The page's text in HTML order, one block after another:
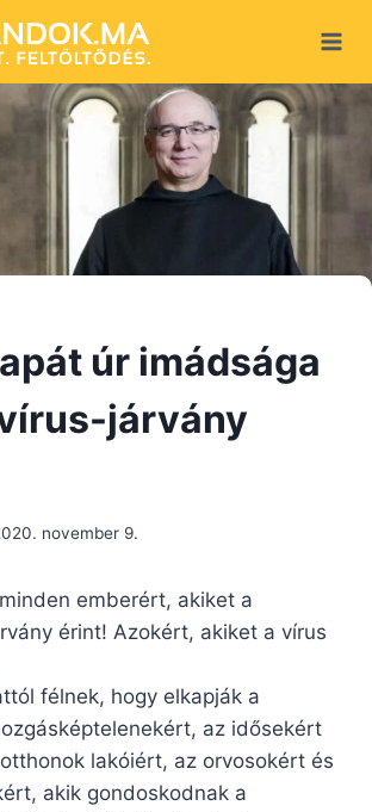
úr imádsága
járvány
november 9.
emberért, akiket a
érint! Azokért, akiket a vírus
félnek, hogy elkapják a
az idősekért
lakóiért, az orvosokért és
akik gondoskodnak a